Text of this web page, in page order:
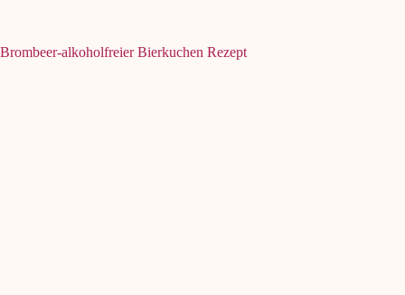
Brombeer-alkoholfreier Bierkuchen Rezept